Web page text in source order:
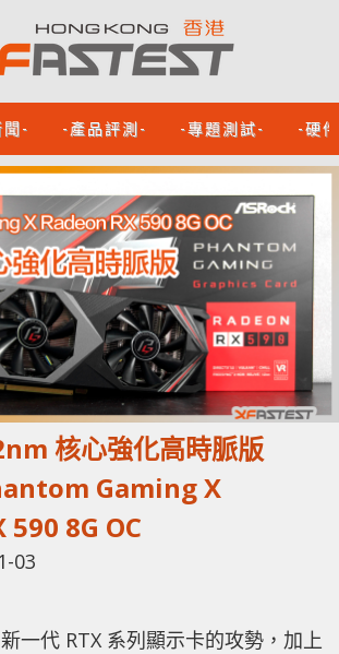
- -產品評測- -專題測試- -硬
核心強化高時脈版
Gaming X
590 8G OC
03
一代 RTX 系列顯示卡的攻勢，加上